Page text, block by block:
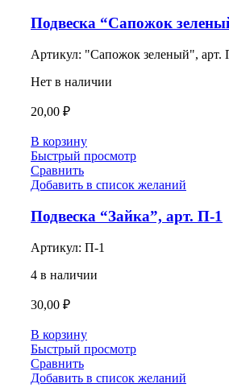
Подвеска “Сапожок
Артикул: "Сапожок зеленый", арт.
Нет в наличии
20,00 ₽
В корзину
Быстрый просмотр
Сравнить
Добавить в список желаний
Подвеска “Зайка”, арт. П-1
Артикул: П-1
4 в наличии
30,00 ₽
В корзину
Быстрый просмотр
Сравнить
Добавить в список желаний